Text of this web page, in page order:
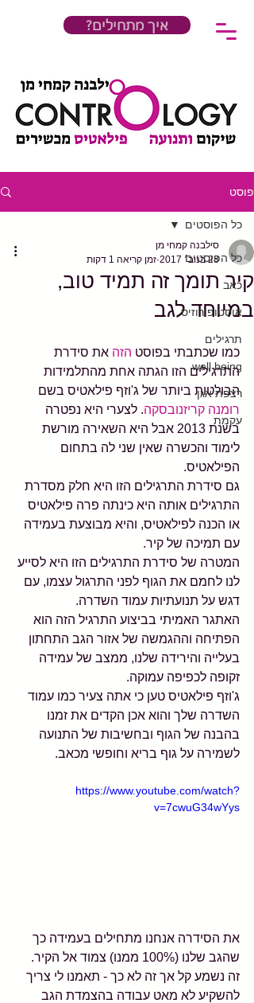
?איך מתחילים
פוסט
כל הפוסטים
כאב
אוסטופורוזיס
תרגילים
well being
רצפת אגן
עקמת
כל הפוסטים
קיר תומך זה תמיד טוב,
במיוחד לגב
סילבנה קמחי מן
28 בנוב׳ 2017
זמן קריאה 1 דקות
כמו שכתבתי בפוסט הזה את סידרת
התרגילים הזו הגתה אחת מהתלמידות
הבולטות ביותר של ג'וזף פילאטיס בשם
רומנה קריזנובסקה. לצערי היא נפטרה
בשנת 2013 אבל היא השאירה מורשת
לימוד והכשרה שאין שני לה בתחום
הפילאטיס.
גם סידרת התרגילים הזו היא חלק מסדרת
התרגילים אותה היא כינתה פרה פילאטיס
או הכנה לפילאטיס, והיא מבוצעת בעמידה
עם תמיכה של קיר.
המטרה של סידרת התרגילים הזו היא לסייע
לנו לחמם את הגוף לפני התרגול עצמו, עם
דגש על תנועתיות עמוד השדרה.
האתגר האמיתי בביצוע התרגיל הזה הוא
הפתיחה וההגמשה של אזור הגב התחתון
בעלייה והירידה שלנו, ממצב של עמידה
זקופה לכפיפה עמוקה.
ג'וזף פילאטיס טען כי אתה צעיר כמו עמוד
השדרה שלך והוא אכן הקדים את זמנו
בהבנה של הגוף ובחשיבות של התנועה
לשמירה על גוף בריא וחופשי מכאב.
https://www.youtube.com/watch?
v=7cwuG34wYys
את הסידרה אנחנו מתחילים בעמידה כך
שהגב שלנו (100% ממנו) צמוד אל הקיר.
זה נשמע קל אך זה לא כך - תאמנו לי צריך
להשקיע לא מאט עבודה בהצמדת הגב